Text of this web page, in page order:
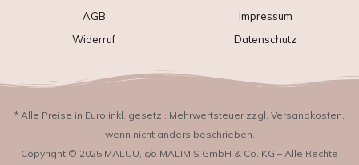
Impressum
Datenschutz
AGB
Widerruf
* Alle Preise in Euro inkl. gesetzl. Mehrwertsteuer zzgl. Versandkosten,
wenn nicht anders beschrieben.
Copyright © 2025 MALUU, c/o MALIMIS GmbH & Co. KG – Alle Rechte